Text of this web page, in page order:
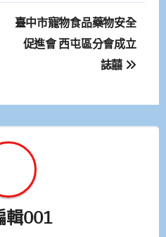
臺中市寵物食品藥物安全
促進會 西屯區分會成立
誌囍
輯001